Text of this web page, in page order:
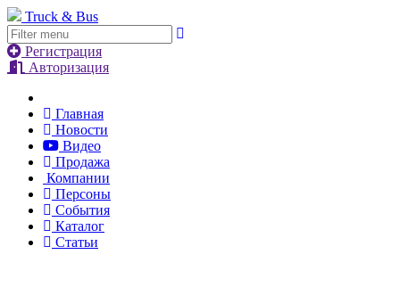
Truck & Bus
Регистрация
Авторизация
Главная
Новости
Видео
Продажа
Компании
Персоны
События
Каталог
Статьи